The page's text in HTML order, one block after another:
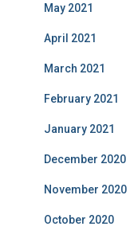
May 2021
April 2021
March 2021
February 2021
January 2021
December 2020
November 2020
October 2020